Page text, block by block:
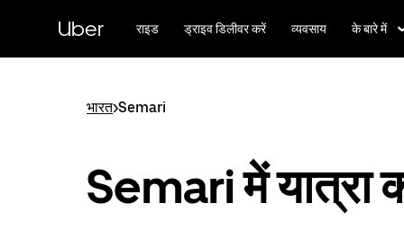
पर
Uber राइड ड्राइव डिलीवर करें व्यवसाय के बारे में
भारत>Semari
Semari में यात्रा